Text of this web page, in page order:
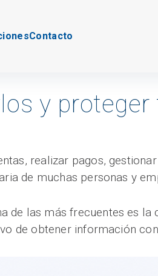
Contacto
y
realizar pagos,
de muchas personas y
de las más frecuentes es
de obtener información